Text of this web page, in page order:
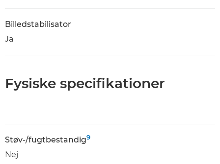
Billedstabilisator
Ja
Fysiske specifikationer
Støv-/fugtbestandig9
Nej